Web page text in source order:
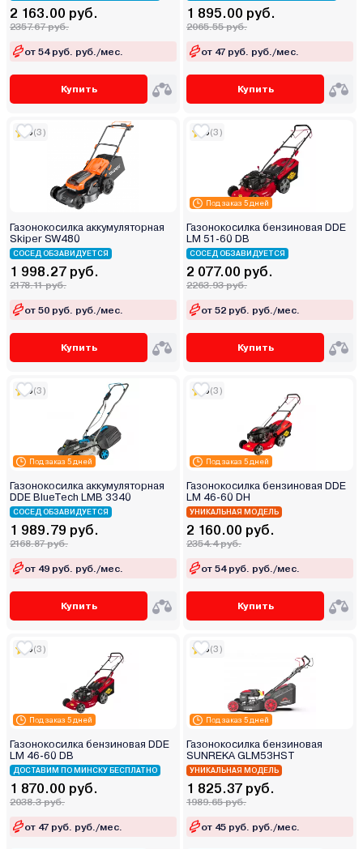
2 163.00 руб.
2357.67 руб.
от 54 руб. руб./мес.
Купить
1 895.00 руб.
2065.55 руб.
от 47 руб. руб./мес.
Купить
5(3)
Газонокосилка аккумуляторная
Skiper SW480
СОСЕД ОБЗАВИДУЕТСЯ
1 998.27 руб.
2178.11 руб.
от 50 руб. руб./мес.
Купить
Под заказ 5 дней
5(3)
Газонокосилка бензиновая DDE
LM 51-60 DB
СОСЕД ОБЗАВИДУЕТСЯ
2 077.00 руб.
2263.93 руб.
от 52 руб. руб./мес.
Купить
Под заказ 5 дней
5(3)
Газонокосилка аккумуляторная
DDE BlueTech LMB 3340
СОСЕД ОБЗАВИДУЕТСЯ
1 989.79 руб.
2168.87 руб.
от 49 руб. руб./мес.
Купить
Под заказ 5 дней
5(3)
Газонокосилка бензиновая DDE
LM 46-60 DH
УНИКАЛЬНАЯ МОДЕЛЬ
2 160.00 руб.
2354.4 руб.
от 54 руб. руб./мес.
Купить
Под заказ 5 дней
5(3)
Газонокосилка бензиновая DDE
LM 46-60 DB
ДОСТАВИМ ПО МИНСКУ БЕСПЛАТНО
1 870.00 руб.
2038.3 руб.
от 47 руб. руб./мес.
Под заказ 5 дней
5(3)
Газонокосилка бензиновая
SUNREKA GLM53HST
УНИКАЛЬНАЯ МОДЕЛЬ
1 825.37 руб.
1989.65 руб.
от 45 руб. руб./мес.